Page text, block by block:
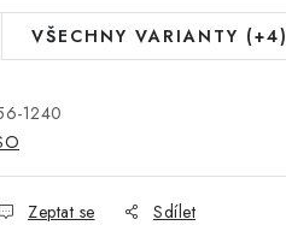
VŠECHNY VARIANTY (+4)
1240
Zeptat se Sdílet